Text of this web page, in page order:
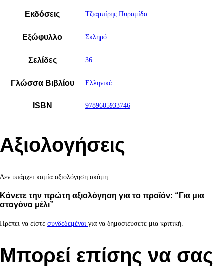
Εκδόσεις Τζιαμπίρης Πυραμίδα
Εξώφυλλο Σκληρό
Σελίδες 36
Γλώσσα Βιβλίου Ελληνικά
ISBN 9789605933746
Αξιολογήσεις
Δεν υπάρχει καμία αξιολόγηση ακόμη.
Κάνετε την πρώτη αξιολόγηση για το προϊόν: “Για μια
σταγόνα μέλι”
Πρέπει να είστε συνδεδεμένοι για να δημοσιεύσετε μια κριτική.
Μπορεί επίσης να σας